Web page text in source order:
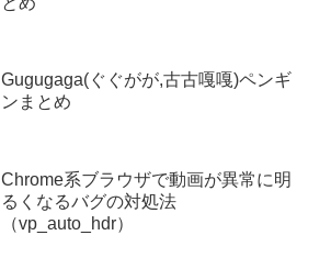
Gugugaga(ぐぐがが,古古嘎嘎)ペンギ
ンまとめ
Chrome系ブラウザで動画が異常に明
るくなるバグの対処法
（vp_auto_hdr）